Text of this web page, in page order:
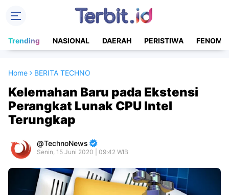
Trending NASIONAL DAERAH PERISTIWA
Home BERITA TECHNO
Kelemahan Baru pada Ekstensi
Perangkat Lunak CPU Intel
Terungkap
TechnoNews
Senin, 15 Juni 2020 | 09:42 WIB